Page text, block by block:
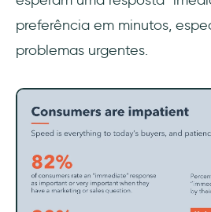
preferência em minutos,
problemas urgentes.